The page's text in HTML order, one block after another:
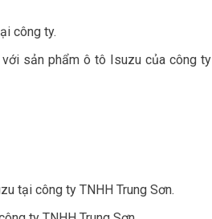
công ty.
sản phẩm ô tô Isuzu của công ty
tại công ty TNHH Trung Sơn.